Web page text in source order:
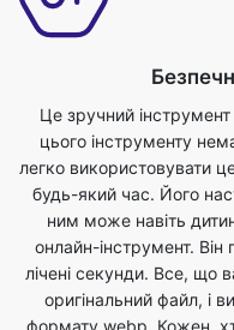
Це зручний
цього інструменту
легко використовувати
будь-який час. Його
ним може навіть
онлайн-інструмент.
лічені секунди. Все, що
оригінальний файл, і
формату webp. Кожен,
або ПК, може